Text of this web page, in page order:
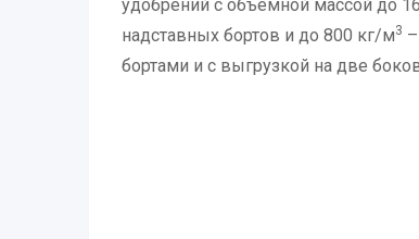
удобрений с объемной массой до
надставных бортов и до 800 кг/м3
бортами и с выгрузкой на две